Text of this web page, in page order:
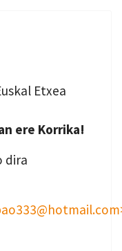
Etxea
ere Korrika!
dira